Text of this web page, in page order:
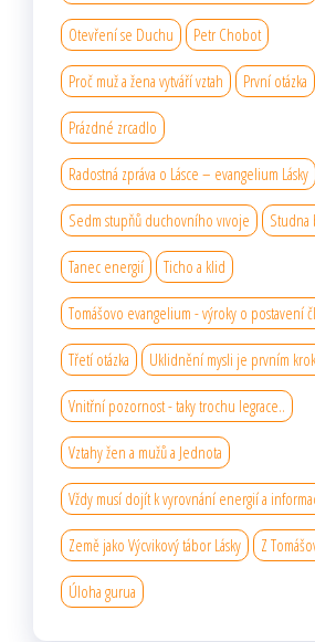
Otevření se Duchu Petr Chobot
Proč muž a žena vytváří vztah První otázka
Prázdné zrcadlo
Radostná zpráva o Lásce – evangelium Lásky
Sedm stupňů duchovního vıvoje Studna
Tanec energií Ticho a klid
Tomášovo evangelium - výroky o postavení
Třetí otázka Uklidnění mysli je prvním
Vnitřní pozornost - taky trochu legrace..
Vztahy žen a mužů a Jednota
Vždy musí dojít k vyrovnání energií a
Země jako Výcvikový tábor Lásky Z
Úloha gurua